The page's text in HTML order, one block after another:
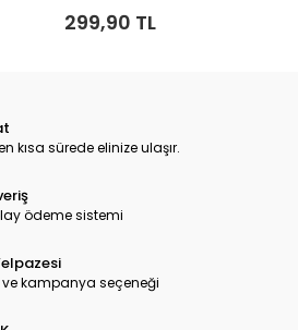
299,90 TL
kısa sürede elinize ulaşır.
ödeme sistemi
ve kampanya seçeneği